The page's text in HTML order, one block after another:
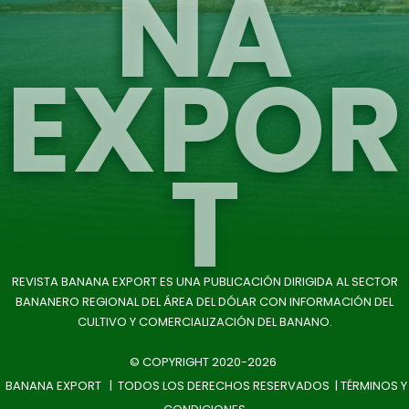
NA
EXPOR
T
REVISTA BANANA EXPORT ES UNA PUBLICACIÓN DIRIGIDA AL SECTOR
BANANERO REGIONAL DEL ÁREA DEL DÓLAR CON INFORMACIÓN DEL
CULTIVO Y COMERCIALIZACIÓN DEL BANANO.
© COPYRIGHT 2020-2026
BANANA EXPORT | TODOS LOS DERECHOS RESERVADOS | TÉRMINOS Y